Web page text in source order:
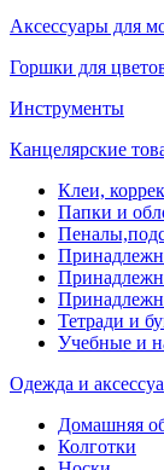
Аксессуары для
Горшки для
Инструменты
Канцелярские
Клеи,
Папки и
Тетради и
Учебные и
Одежда и
Домашняя
Колготки